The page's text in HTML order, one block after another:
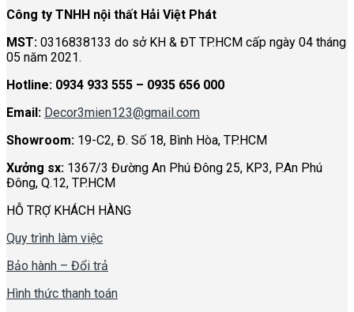
Công ty TNHH nội thất Hải Việt Phát
MST: 0316838133 do sở KH & ĐT TP.HCM cấp ngày 04 tháng
05 năm 2021.
Hotline: 0934 933 555 – 0935 656 000
Email: Decor3mien123@gmail.com
Showroom: 19-C2, Đ. Số 18, Bình Hòa, TP.HCM
Xưởng sx: 1367/3 Đường An Phú Đông 25, KP3, P.An Phú
Đông, Q.12, TP.HCM
HỖ TRỢ KHÁCH HÀNG
Quy trình làm việc
Bảo hành – Đổi trả
Hình thức thanh toán